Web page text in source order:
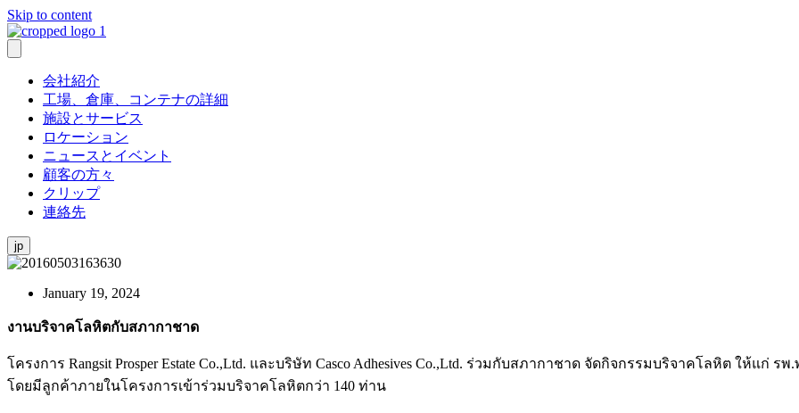
Skip to content
会社紹介
工場、倉庫、コンテナの詳細
施設とサービス
ロケーション
ニュースとイベント
顧客の方々
クリップ
連絡先
jp
January 19, 2024
งานบริจาคโลหิตกับสภากาชาด
โครงการ Rangsit Prosper Estate Co.,Ltd. และบริษัท Casco Adhesives Co.,Ltd. ร่วมกับสภากาชาด จัดกิจกรรมบริจาคโลหิต ให้แ
โดยมีลูกค้าภายในโครงการเข้าร่วมบริจาคโลหิตกว่า 140 ท่าน